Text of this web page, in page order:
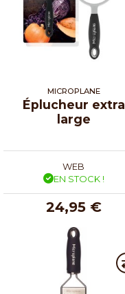
MICROPLANE
Éplucheur extra
large
WEB
EN STOCK !
24,95 €